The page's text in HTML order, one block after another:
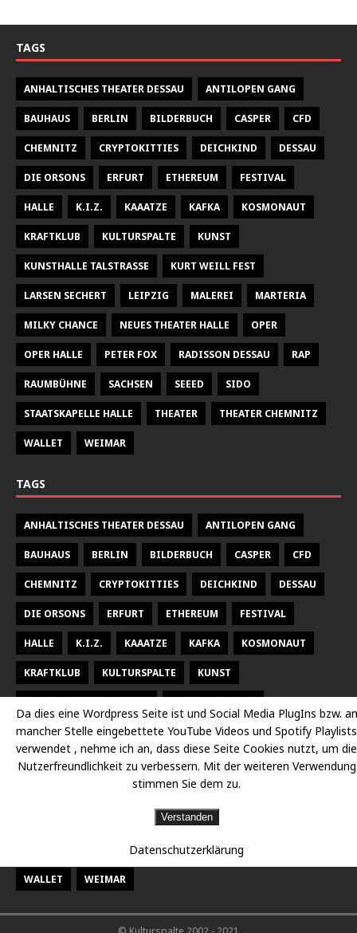
TAGS
ANHALTISCHES THEATER DESSAU ANTILOPEN GANG
BAUHAUS BERLIN BILDERBUCH CASPER CFD
CHEMNITZ CRYPTOKITTIES DEICHKIND DESSAU
DIE ORSONS ERFURT ETHEREUM FESTIVAL
HALLE K.I.Z. KAAATZE KAFKA KOSMONAUT
KRAFTKLUB KULTURSPALTE KUNST
KUNSTHALLE TALSTRASSE KURT WEILL FEST
LARSEN SECHERT LEIPZIG MALEREI MARTERIA
MILKY CHANCE NEUES THEATER HALLE OPER
OPER HALLE PETER FOX RADISSON DESSAU RAP
RAUMBÜHNE SACHSEN SEEED SIDO
STAATSKAPELLE HALLE THEATER THEATER CHEMNITZ
WALLET WEIMAR
TAGS
ANHALTISCHES THEATER DESSAU ANTILOPEN GANG
BAUHAUS BERLIN BILDERBUCH CASPER CFD
CHEMNITZ CRYPTOKITTIES DEICHKIND DESSAU
DIE ORSONS ERFURT ETHEREUM FESTIVAL
HALLE K.I.Z. KAAATZE KAFKA KOSMONAUT
KRAFTKLUB KULTURSPALTE KUNST
LARSEN SECHERT LEIPZIG MALEREI MARTERIA
MILKY CHANCE NEUES THEATER HALLE OPER
PETER FOX RADISSON DESSAU
SEEED
STAATSKAPELLE HALLE THEATER THEATER CHEMNITZ
WALLET WEIMAR
Da dies eine Wordpress Seite ist und Social Media PlugIns bzw. an
mancher Stelle eingebettete YouTube Videos und Spotify Playlists
verwendet , nehme ich an, dass diese Seite Cookies nutzt, um die
Nutzerfreundlichkeit zu verbessern. Mit der weiteren Verwendung
stimmen Sie dem zu.
Verstanden
Datenschutzerklärung